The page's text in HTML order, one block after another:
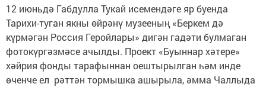
12 июньдә Габдулла Тукай исемендәге яр буенда
Тарихи-туган якны өйрәнү музееның «Беркем дә
күрмәгән Россия Геройлары» дигән гадәти булмаган
фотокүргәзмәсе ачылды. Проект «Буыннар хәтере»
хәйрия фонды тарафыннан оештырылган һәм инде
өченче ел рәттән тормышка ашырыла, әмма Чаллыда